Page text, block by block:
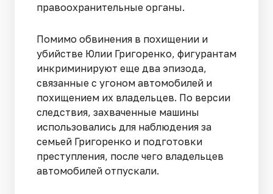
правоохранительные органы.
Помимо обвинения в похищении и
убийстве Юлии Григоренко, фигурантам
инкриминируют еще два эпизода,
связанные с угоном автомобилей и
похищением их владельцев. По версии
следствия, захваченные машины
использовались для наблюдения за
семьей Григоренко и подготовки
преступления, после чего владельцев
автомобилей отпускали.